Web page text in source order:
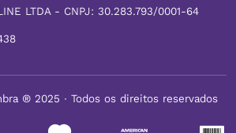
LTDA - CNPJ: 30.283.793/0001-64
® 2025 ∙ Todos os direitos reservados